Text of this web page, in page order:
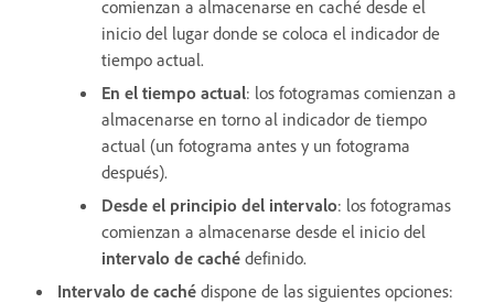
comienzan a almacenarse en caché desde el
inicio del lugar donde se coloca el indicador de
tiempo actual.
En el tiempo actual: los fotogramas comienzan a
almacenarse en torno al indicador de tiempo
actual (un fotograma antes y un fotograma
después).
Desde el principio del intervalo: los fotogramas
comienzan a almacenarse desde el inicio del
intervalo de caché definido.
Intervalo de caché dispone de las siguientes opciones: